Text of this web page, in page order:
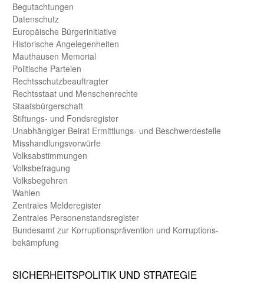
Begut­achtungen
Daten­schutz
Europäische Bürger­initiative
Historische Angelegen­heiten
Mauthausen Memorial
Politische Parteien
Rechts­schutz­beauftragter
Rechts­staat und Menschen­rechte
Staats­bürger­schaft
Stiftungs- und Fonds­register
Unab­hängiger Beirat Ermittlungs- und Beschwerde­stelle
Misshandlungs­vorwürfe
Volks­abstimmungen
Volks­befragung
Volks­begehren
Wahlen
Zentrales Melde­register
Zentrales Personen­stands­register
Bundes­amt zur Korrup­tions­prävention und Korrup­tions­
bekämpfung
SICHER­HEITS­POLITIK UND STRATEGIE